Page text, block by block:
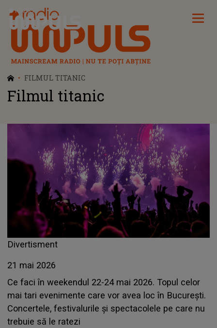
Radio Impuls
FILMUL TITANIC
Filmul titanic
Divertisment
21 mai 2026
Ce faci în weekendul 22-24 mai 2026. Topul celor
mai tari evenimente care vor avea loc în București.
Concertele, festivalurile și spectacolele pe care nu
trebuie să le ratezi